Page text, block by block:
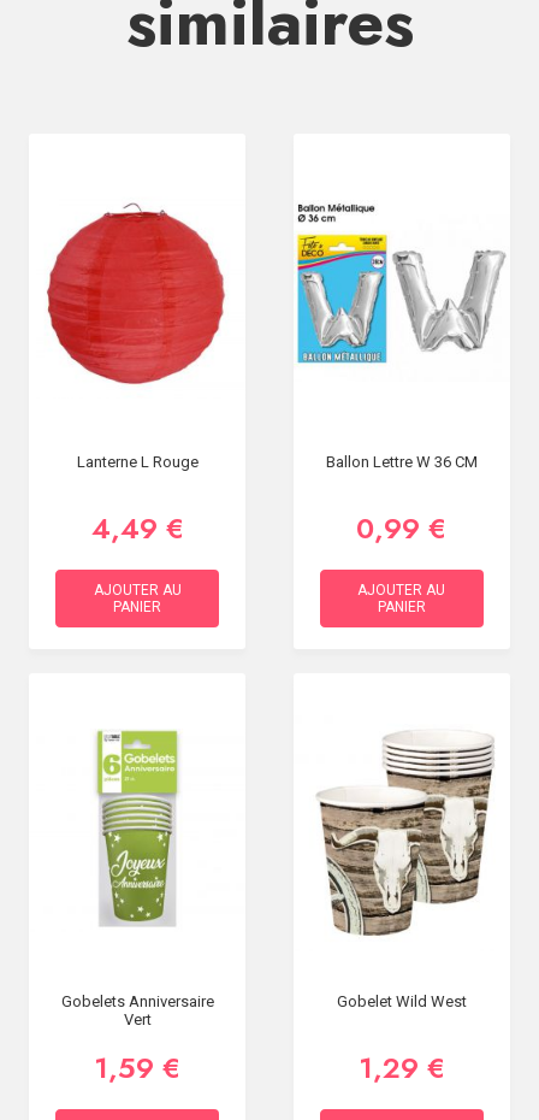
similaires
Lanterne L Rouge
4,49 €
AJOUTER AU
PANIER
Ballon Lettre W 36 CM
0,99 €
AJOUTER AU
PANIER
Gobelets Anniversaire
Vert
1,59 €
Gobelet Wild West
1,29 €